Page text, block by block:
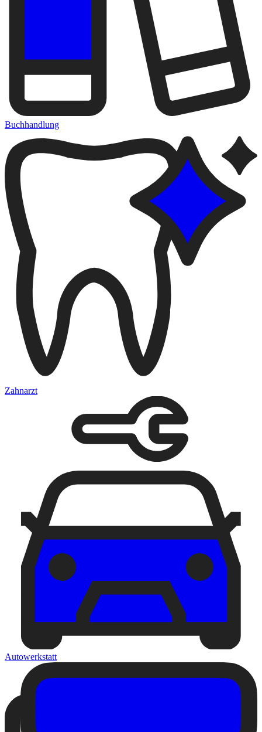
Buchhandlung
Zahnarzt
Autowerkstatt